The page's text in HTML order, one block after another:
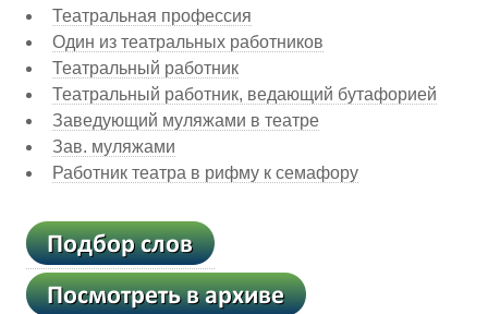
Театральная профессия
Один из театральных работников
Театральный работник
Театральный работник, ведающий бутафорией
Заведующий муляжами в театре
Зав. муляжами
Работник театра в рифму к семафору